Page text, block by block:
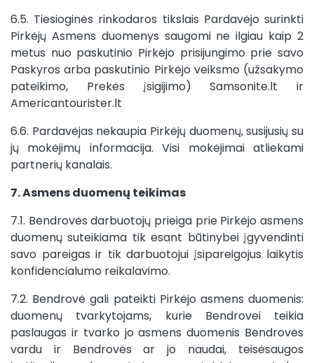
6.5. Tiesioginės rinkodaros tikslais Pardavėjo surinkti
Pirkėjų Asmens duomenys saugomi ne ilgiau kaip 2
metus nuo paskutinio Pirkėjo prisijungimo prie savo
Paskyros arba paskutinio Pirkėjo veiksmo (užsakymo
pateikimo, Prekės įsigijimo) Samsonite.lt ir
Americantourister.lt
6.6. Pardavėjas nekaupia Pirkėjų duomenų, susijusių su
jų mokėjimų informacija. Visi mokėjimai atliekami
partnerių kanalais.
7. Asmens duomenų teikimas
7.1. Bendrovės darbuotojų prieiga prie Pirkėjo asmens
duomenų suteikiama tik esant būtinybei įgyvendinti
savo pareigas ir tik darbuotojui įsipareigojus laikytis
konfidencialumo reikalavimo.
7.2. Bendrovė gali pateikti Pirkėjo asmens duomenis:
duomenų tvarkytojams, kurie Bendrovei teikia
paslaugas ir tvarko jo asmens duomenis Bendrovės
vardu ir Bendrovės ar jo naudai, teisėsaugos